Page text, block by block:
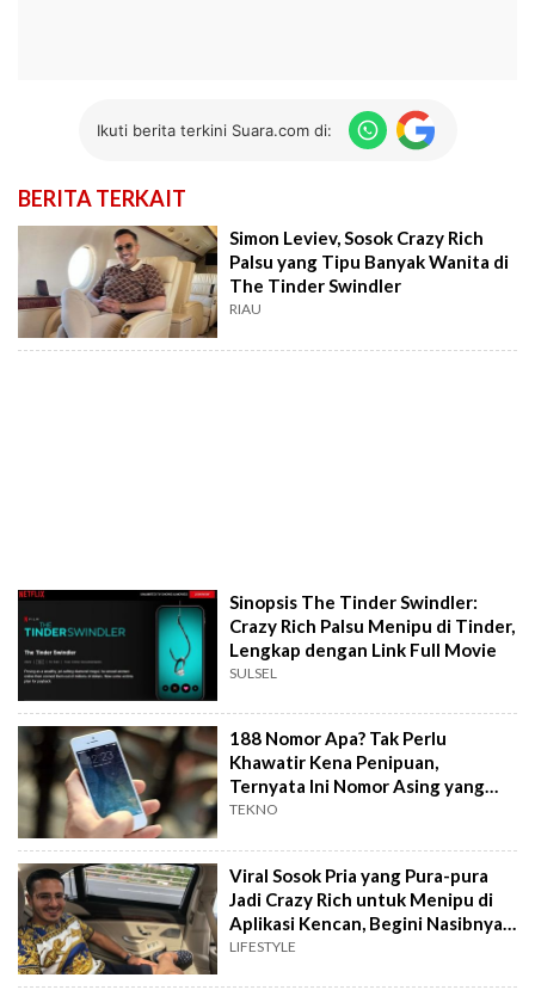
Ikuti berita terkini Suara.com di:
BERITA TERKAIT
Simon Leviev, Sosok Crazy Rich
Palsu yang Tipu Banyak Wanita di
The Tinder Swindler
RIAU
Sinopsis The Tinder Swindler:
Crazy Rich Palsu Menipu di Tinder,
Lengkap dengan Link Full Movie
SULSEL
188 Nomor Apa? Tak Perlu
Khawatir Kena Penipuan,
Ternyata Ini Nomor Asing yang
Sering Menghubungimu
TEKNO
Viral Sosok Pria yang Pura-pura
Jadi Crazy Rich untuk Menipu di
Aplikasi Kencan, Begini Nasibnya
Sekarang
LIFESTYLE